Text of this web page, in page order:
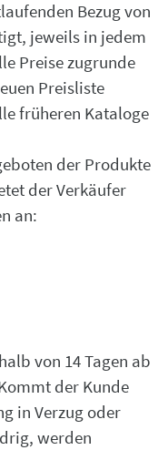
Bezug von
jeweils in jedem
Preise zugrunde
Preisliste
früheren Kataloge
der Produkte
der Verkäufer
an:
von 14 Tagen ab
der Kunde
in Verzug oder
werden